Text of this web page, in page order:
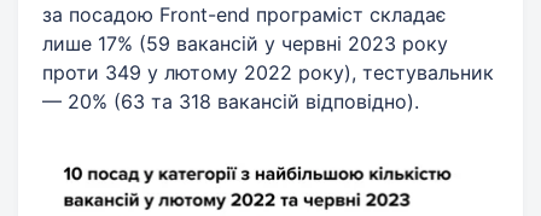
за посадою Front-end програміст складає
лише 17% (59 вакансій у червні 2023 року
проти 349 у лютому 2022 року), тестувальник
— 20% (63 та 318 вакансій відповідно).